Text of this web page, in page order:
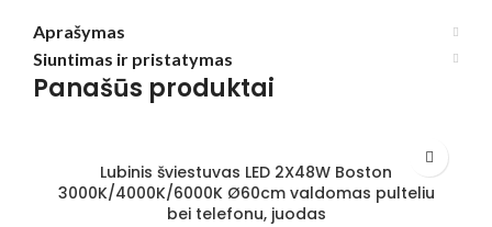
Aprašymas
Siuntimas ir pristatymas
Panašūs produktai
Lubinis šviestuvas LED 2X48W Boston
3000K/4000K/6000K Ø60cm valdomas pulteliu
bei telefonu, juodas